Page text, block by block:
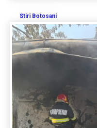
Stiri Botosani